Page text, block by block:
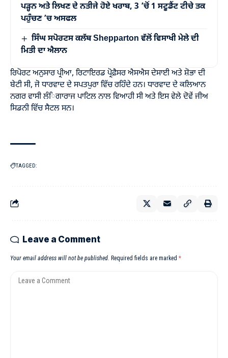
ਪੜ੍ਹਨ ਅਤੇ ਲਿਖਣ ਦੇ ਨਤੀਜੇ ਹੋਏ ਖਰਾਬ, 3 ’ਚੋਂ 1 ਸਟੂਡੈਂਟ ਟੀਚੇ ਤਕ
ਪਹੁੰਚਣ ’ਚ ਅਸਫਲ
ਸਿੰਘ ਸਪੋਰਟਸ ਕਲੱਬ Shepparton ਵੱਲੋਂ ਵਿਸਾਖੀ ਮੇਲੇ ਦੀ
ਮਿਤੀ ਦਾ ਐਲਾਨ
ਰਿਪੋਰਟ ਅਨੁਸਾਰ ਪ੍ਰੀਆ, ਰਿਟਾਇਰਡ ਪ੍ਰੋਫ਼ੈਸਰ ਐਸਐਸ ਦੇਸਾਈ ਅਤੇ ਸ਼ੋਭਾ ਦੀ
ਬੇਟੀ ਸੀ, ਜੋ ਧਾਰਵਾਦ ਦੇ ਸਪਤਪੁਰਾ ਵਿੱਚ ਰਹਿੰਦੇ ਹਨ। ਧਾਰਵਾਦ ਦੇ ਕਲਿਆਨ
ਨਗਰ ਵਾਸੀ ਲੰਿਗਾਰਾਜ ਪਾਟਿਲ ਨਾਲ ਵਿਆਹੀ ਸੀ ਅਤੇ ਇਸ ਵੇਲੇ ਦੋਵੇਂ ਜੀਅ
ਸਿਡਨੀ ਵਿੱਚ ਸੈਟਲ ਸਨ।
TAGGED:
Leave a Comment
Your email address will not be published. Required fields are marked *